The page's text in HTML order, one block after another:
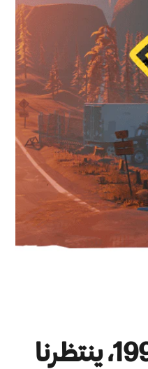
في صيف عام 1996، ينتظرنا